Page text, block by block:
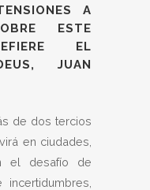
A
ESTE
EL
JUAN
de dos tercios
en ciudades,
el desafío de